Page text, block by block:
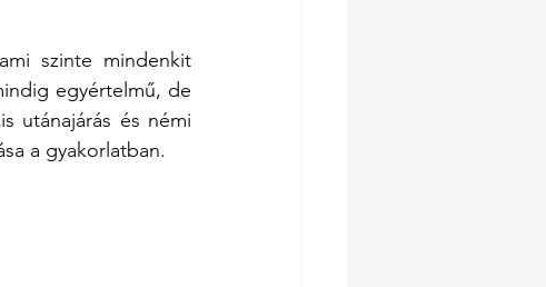
szinte mindenkit
egyértelmű, de
utánajárás és némi
a gyakorlatban.